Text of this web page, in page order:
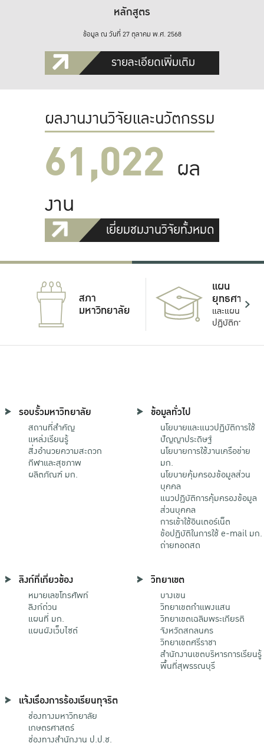
หลักสูตร
ข้อมูล ณ วันที่ 27 ตุลาคม พ.ศ. 2568
รายละเอียดเพิ่มเติม
ผลงานงานวิจัยและนวัตกรรม
61,022 ผล
งาน
เยี่ยมชมงานวิจัยทั้งหมด
สภา
มหาวิทยาลัย
แผน
ยุทธศาสตร์
และแผน
ปฏิบัติการ
รอบรั้วมหาวิทยาลัย
สถานที่สำคัญ
แหล่งเรียนรู้
สิ่งอำนวยความสะดวก
กีฬาและสุขภาพ
ผลิตภัณฑ์ มก.
ข้อมูลทั่วไป
นโยบายและแนวปฏิบัติการใช้
ปัญญาประดิษฐ์
นโยบายการใช้งานเครือข่าย
มก.
นโยบายคุ้มครองข้อมูลส่วน
บุคคล
แนวปฏิบัติการคุ้มครองข้อมูล
ส่วนบุคคล
การเข้าใช้อินเตอร์เน็ต
ข้อปฏิบัติในการใช้ e-mail มก.
ถ่ายทอดสด
ลิงก์ที่เกี่ยวข้อง
หมายเลขโทรศัพท์
ลิงก์ด่วน
แผนที่ มก.
แผนผังเว็บไซต์
วิทยาเขต
บางเขน
วิทยาเขตกําแพงแสน
วิทยาเขตเฉลิมพระเกียรติ
จังหวัดสกลนคร
วิทยาเขตศรีราชา
สำนักงานเขตบริหารการเรียนรู้
พื้นที่สุพรรณบุรี
แจ้งเรื่องการร้องเรียนทุจริต
ช่องทางมหาวิทยาลัย
เกษตรศาสตร์
ช่องทางสำนักงาน ป.ป.ช.